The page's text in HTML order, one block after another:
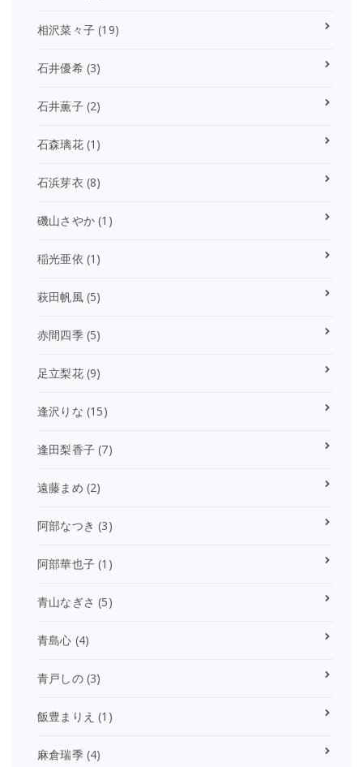
相沢菜々子 (19)
石井優希(3)
石井薫子(2)
石森璃花(1)
石浜芽衣 (8)
磯山さやか (1)
稲光亜依 (1)
萩田帆風(5)
赤間四季(5)
足立梨花(9)
逢沢りな (15)
逢田梨香子 (7)
遠藤まめ (2)
阿部なつき (3)
阿部華也子 (1)
青山なぎさ (5)
青島心 (4)
青戸しの(3)
飯豊まりえ (1)
麻倉瑞季(4)